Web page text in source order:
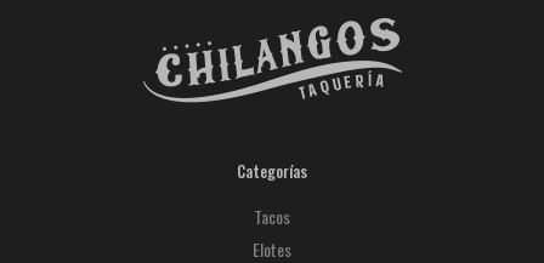
Categorías
Tacos
Elotes